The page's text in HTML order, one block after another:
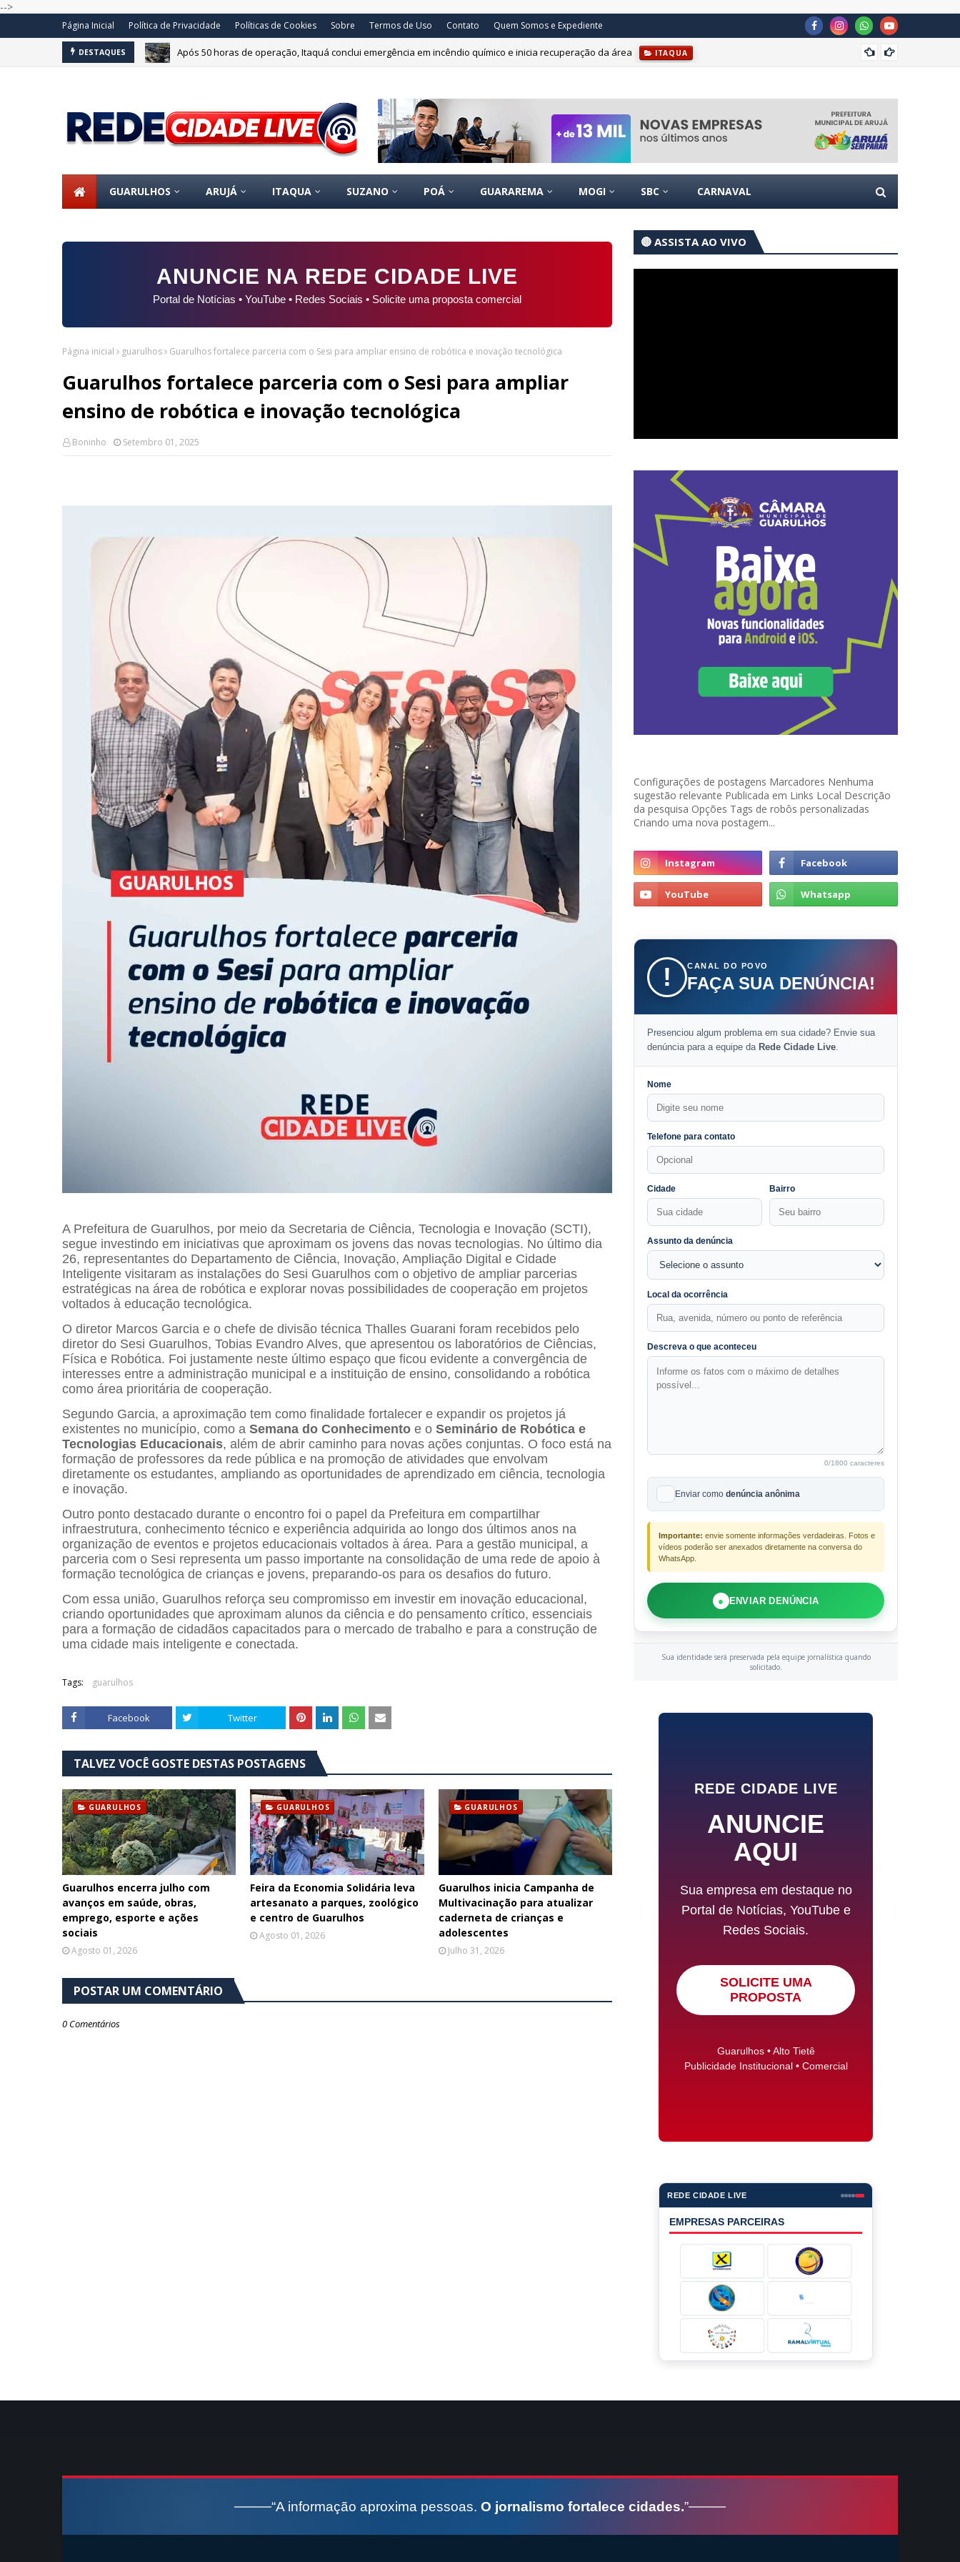
-->
Página Inicial Política de Privacidade Políticas de Cookies Sobre Termos de Uso Contato Quem Somos e Expediente
DESTAQUES Após 50 horas de operação, Itaquá conclui emergência em incêndio químico e inicia recuperação da área ITAQUA
GUARULHOS ARUJÁ ITAQUA SUZANO POÁ GUARAREMA MOGI SBC CARNAVAL
ANUNCIE NA REDE CIDADE LIVE
Portal de Notícias • YouTube • Redes Sociais • Solicite uma proposta comercial
Página inicial guarulhos Guarulhos fortalece parceria com o Sesi para ampliar ensino de robótica e inovação tecnológica
Guarulhos fortalece parceria com o Sesi para ampliar
ensino de robótica e inovação tecnológica
Boninho Setembro 01, 2025
A Prefeitura de Guarulhos, por meio da Secretaria de Ciência, Tecnologia e Inovação (SCTI),
segue investindo em iniciativas que aproximam os jovens das novas tecnologias. No último dia
26, representantes do Departamento de Ciência, Inovação, Ampliação Digital e Cidade
Inteligente visitaram as instalações do Sesi Guarulhos com o objetivo de ampliar parcerias
estratégicas na área de robótica e explorar novas possibilidades de cooperação em projetos
voltados à educação tecnológica.
O diretor Marcos Garcia e o chefe de divisão técnica Thalles Guarani foram recebidos pelo
diretor do Sesi Guarulhos, Tobias Evandro Alves, que apresentou os laboratórios de Ciências,
Física e Robótica. Foi justamente neste último espaço que ficou evidente a convergência de
interesses entre a administração municipal e a instituição de ensino, consolidando a robótica
como área prioritária de cooperação.
Segundo Garcia, a aproximação tem como finalidade fortalecer e expandir os projetos já
existentes no município, como a Semana do Conhecimento e o Seminário de Robótica e
Tecnologias Educacionais, além de abrir caminho para novas ações conjuntas. O foco está na
formação de professores da rede pública e na promoção de atividades que envolvam
diretamente os estudantes, ampliando as oportunidades de aprendizado em ciência, tecnologia
e inovação.
Outro ponto destacado durante o encontro foi o papel da Prefeitura em compartilhar
infraestrutura, conhecimento técnico e experiência adquirida ao longo dos últimos anos na
organização de eventos e projetos educacionais voltados à área. Para a gestão municipal, a
parceria com o Sesi representa um passo importante na consolidação de uma rede de apoio à
formação tecnológica de crianças e jovens, preparando-os para os desafios do futuro.
Com essa união, Guarulhos reforça seu compromisso em investir em inovação educacional,
criando oportunidades que aproximam alunos da ciência e do pensamento crítico, essenciais
para a formação de cidadãos capacitados para o mercado de trabalho e para a construção de
uma cidade mais inteligente e conectada.
Tags: guarulhos
Facebook Twitter
TALVEZ VOCÊ GOSTE DESTAS POSTAGENS
GUARULHOS
Guarulhos encerra julho com
avanços em saúde, obras,
emprego, esporte e ações
sociais
Agosto 01, 2026
GUARULHOS
Feira da Economia Solidária leva
artesanato a parques, zoológico
e centro de Guarulhos
Agosto 01, 2026
GUARULHOS
Guarulhos inicia Campanha de
Multivacinação para atualizar
caderneta de crianças e
adolescentes
Julho 31, 2026
POSTAR UM COMENTÁRIO
0 Comentários
🔴 ASSISTA AO VIVO
Configurações de postagens Marcadores Nenhuma
sugestão relevante Publicada em Links Local Descrição
da pesquisa Opções Tags de robôs personalizadas
Criando uma nova postagem...
! CANAL DO POVO
FAÇA SUA DENÚNCIA!
Presenciou algum problema em sua cidade? Envie sua
denúncia para a equipe da Rede Cidade Live.
Nome
Telefone para contato
Cidade Bairro
Assunto da denúncia
Local da ocorrência
Descreva o que aconteceu
0/1800 caracteres
Enviar como denúncia anônima
Importante: envie somente informações verdadeiras. Fotos e
vídeos poderão ser anexados diretamente na conversa do
WhatsApp.
● ENVIAR DENÚNCIA
Sua identidade será preservada pela equipe jornalística quando
solicitado.
REDE CIDADE LIVE
ANUNCIE
AQUI
Sua empresa em destaque no
Portal de Notícias, YouTube e
Redes Sociais.
SOLICITE UMA
PROPOSTA
Guarulhos • Alto Tietê
Publicidade Institucional • Comercial
REDE CIDADE LIVE
EMPRESAS PARCEIRAS
“A informação aproxima pessoas. O jornalismo fortalece cidades.”